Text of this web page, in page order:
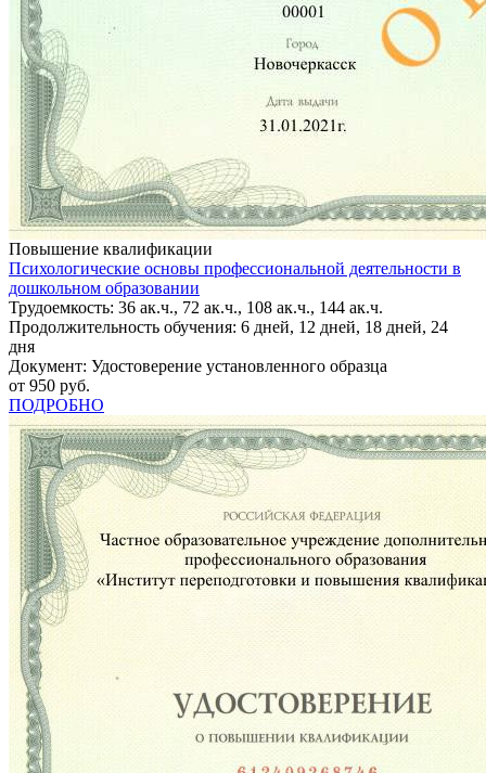
Повышение квалификации
Психологические основы профессиональной деятельности в
дошкольном образовании
Трудоемкость: 36 ак.ч., 72 ак.ч., 108 ак.ч., 144 ак.ч.
Продолжительность обучения: 6 дней, 12 дней, 18 дней, 24
дня
Документ: Удостоверение установленного образца
от 950 руб.
ПОДРОБНО